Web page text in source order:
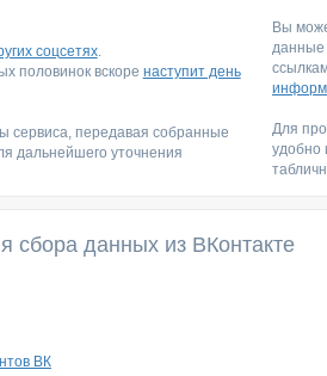
соцсетях.
половинок вскоре наступит день
сервиса, передавая собранные
дальнейшего уточнения
Вы
данные
Для
удобно
сбора данных из ВКонтакте
ВК